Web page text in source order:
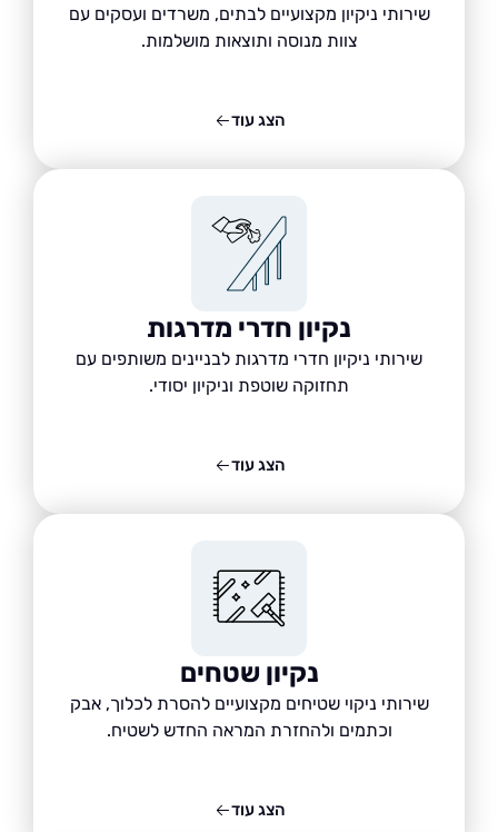
שירותי ניקיון מקצועיים לבתים, משרדים ועסקים עם
צוות מנוסה ותוצאות מושלמות.
נקיון חדרי מדרגות
שירותי ניקיון חדרי מדרגות לבניינים משותפים עם
תחזוקה שוטפת וניקיון יסודי.
נקיון שטחים
שירותי ניקוי שטיחים מקצועיים להסרת לכלוך, אבק
וכתמים ולהחזרת המראה החדש לשטיח.